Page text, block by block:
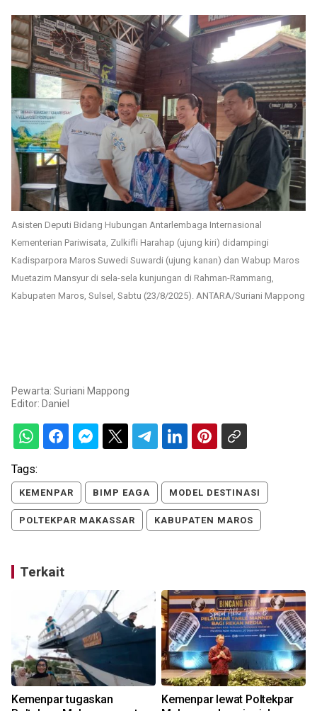
Asisten Deputi Bidang Hubungan Antarlembaga Internasional
Kementerian Pariwisata, Zulkifli Harahap (ujung kiri) didampingi
Kadisparpora Maros Suwedi Suwardi (ujung kanan) dan Wabup Maros
Muetazim Mansyur di sela-sela kunjungan di Rahman-Rammang,
Kabupaten Maros, Sulsel, Sabtu (23/8/2025). ANTARA/Suriani Mappong
Pewarta: Suriani Mappong
Editor: Daniel
Tags:
KEMENPAR BIMP EAGA MODEL DESTINASI
POLTEKPAR MAKASSAR KABUPATEN MAROS
Terkait
Kemenpar tugaskan
Kemenpar lewat Poltekpar